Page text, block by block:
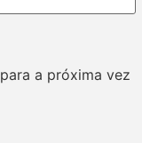
a próxima vez